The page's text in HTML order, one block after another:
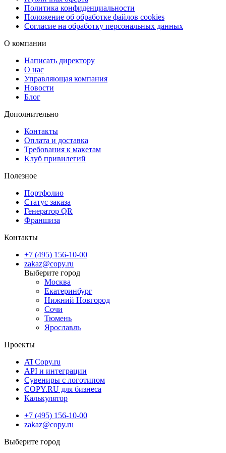
Готовые адвент-календари можно забрать бесплатно в пунктах
выдачи Copy.ru или заказать доставку через СДЭК на ПВЗ либо
курьером. При необходимости возможна срочная курьерская
доставка в день заказа, что особенно удобно для корпоративных
Политика конфиденциальности
Положение об обработке файлов cookies
Согласие на обработку персональных данных
О компании
Написать директору
О нас
Управляющая компания
Новости
Блог
Дополнительно
Контакты
Оплата и доставка
Требования к макетам
Клуб привилегий
Полезное
Портфолио
Статус заказа
Генератор QR
Франшиза
Контакты
+7 (495) 156-10-00
zakaz@copy.ru
Москва
Екатеринбург
Нижний Новгород
Сочи
Тюмень
Ярославль
Проекты
AI Copy.ru
API и интеграции
Сувениры с логотипом
COPY.RU для бизнеса
Калькулятор
+7 (495) 156-10-00
zakaz@copy.ru